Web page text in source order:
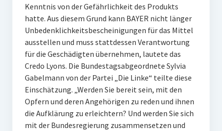
Kenntnis von der Gefährlichkeit des Produkts
hatte. Aus diesem Grund kann BAYER nicht länger
Unbedenklichkeitsbescheinigungen für das Mittel
ausstellen und muss stattdessen Verantwortung
für die Geschädigten übernehmen, lautete das
Credo Lyons. Die Bundestagsabgeordnete Sylvia
Gabelmann von der Partei „Die Linke“ teilte diese
Einschätzung. „Werden Sie bereit sein, mit den
Opfern und deren Angehörigen zu reden und ihnen
die Aufklärung zu erleichtern? Und werden Sie sich
mit der Bundesregierung zusammensetzen und